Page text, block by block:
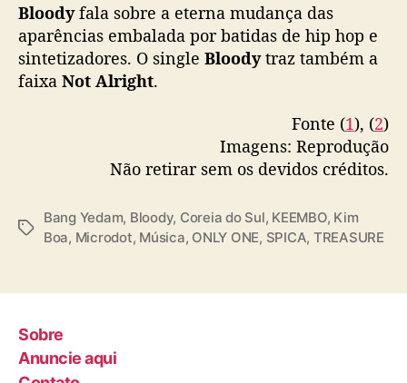
O
)
Bloodyfala sobre a eterna mudança das
aparências embalada por batidas de hip hop e
sintetizadores. O single Bloodytraz também a
faixa Not Alright.
Fonte (1), (2)
Imagens: Reprodução
Não retirar sem os devidos créditos.
T
Bang Yedam, Bloody, Coreia do Sul, KEEMBO, Kim
Boa, Microdot, Música, ONLY ONE, SPICA, TREASURE
Sobre
Anuncie aqui